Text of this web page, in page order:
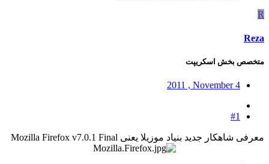
R
Reza
متخصص بخش اسکریپت
2011 , November 4
#1
معرفی شاهکار جدید بنیاد موزیلا یعنی Mozilla Firefox v7.0.1 Final